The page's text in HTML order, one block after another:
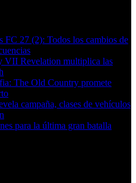
FC 27 (2): Todos los cambios de
VII Revelation multiplica las
The Old Country promete
campaña, clases de vehículos
para la última gran batalla